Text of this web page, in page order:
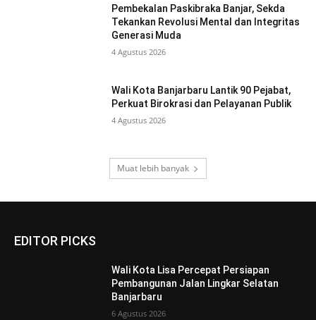
Pembekalan Paskibraka Banjar, Sekda
Tekankan Revolusi Mental dan Integritas
Generasi Muda
4 Agustus 2026
Wali Kota Banjarbaru Lantik 90 Pejabat,
Perkuat Birokrasi dan Pelayanan Publik
4 Agustus 2026
Muat lebih banyak
EDITOR PICKS
Wali Kota Lisa Percepat Persiapan
Pembangunan Jalan Lingkar Selatan
Banjarbaru
6 Agustus 2026